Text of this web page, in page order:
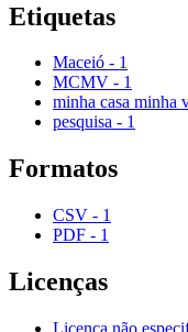
Etiquetas
Maceió - 1
MCMV - 1
minha casa minha
pesquisa - 1
Formatos
CSV - 1
PDF - 1
Licenças
Licença não